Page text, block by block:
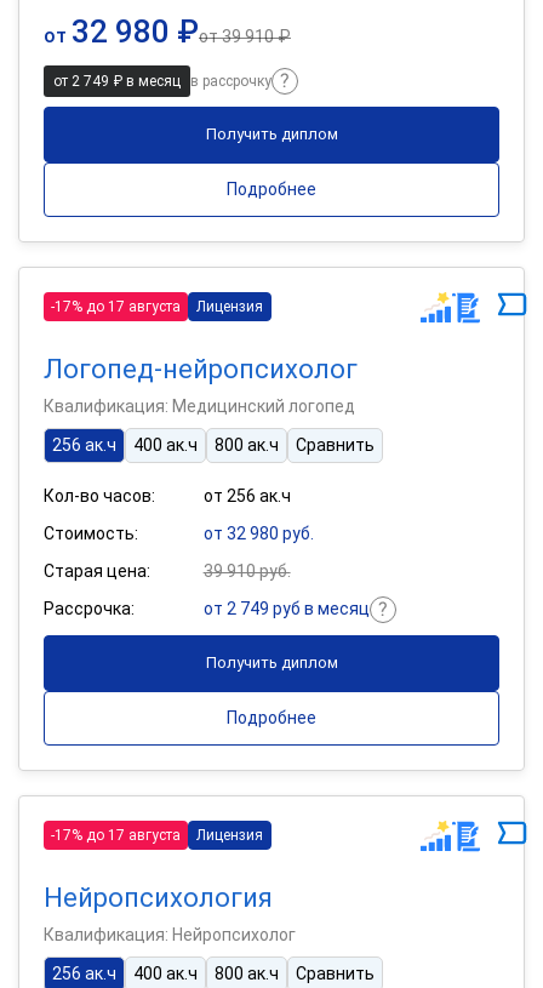
от 32 980 ₽от39 910 ₽
от 2 749 ₽ в месяц в рассрочку
Получить диплом
Подробнее
-17% до 17 августа Лицензия
Логопед-нейропсихолог
Квалификация: Медицинский логопед
256 ак.ч
400 ак.ч 800 ак.ч Сравнить
Кол-во часов:
от 256 ак.ч
Стоимость:
от 32 980 руб.
Старая цена:
39 910 руб.
Рассрочка:
от 2 749 руб в месяц
Получить диплом
Подробнее
-17% до 17 августа Лицензия
Нейропсихология
Квалификация: Нейропсихолог
256 ак.ч
400 ак.ч 800 ак.ч Сравнить